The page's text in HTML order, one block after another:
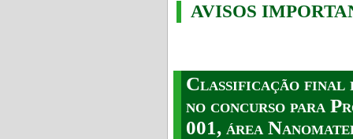
AVISOS
Classificação final
no concurso para
001, área